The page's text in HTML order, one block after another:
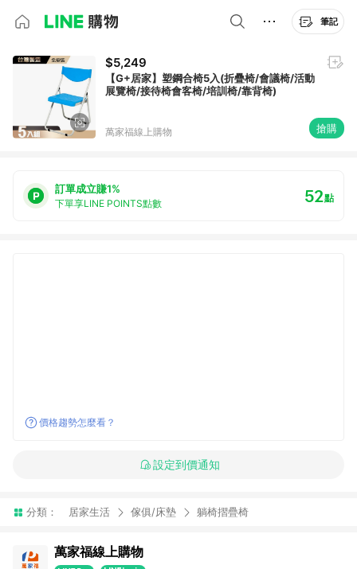
筆記
$5,249
【G+居家】塑鋼合椅5入(折疊椅/會議椅/活動
展覽椅/接待椅會客椅/培訓椅/靠背椅)
萬家福線上購物 搶購
訂單成立賺1%
下單享LINE POINTS點數 52點
價格趨勢怎麼看？
設定到價通知
分類： 居家生活 傢俱/床墊 躺椅摺疊椅
萬家福線上購物